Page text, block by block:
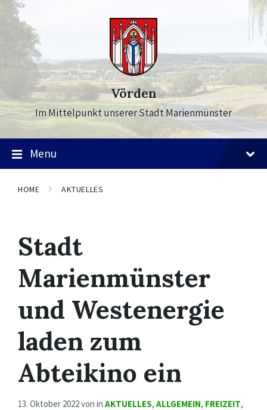
Skip
to
content
Skip
to
main
navigation
Skip
to
footer
Vörden
Im Mittelpunkt unserer Stadt Marienmünster
Menu
HOME AKTUELLES
Stadt
Marienmünster
und Westenergie
laden zum
Abteikino ein
13. Oktober 2022von in AKTUELLES, ALLGEMEIN, FREIZEIT,